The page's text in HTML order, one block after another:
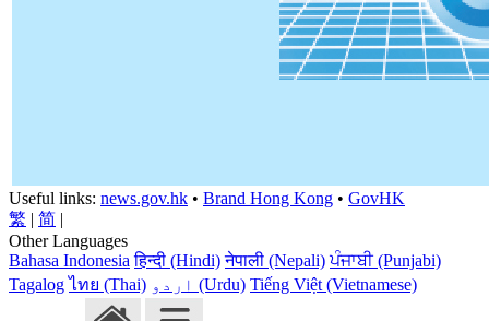
Useful links: news.gov.hk • Brand Hong Kong • GovHK
繁 | 简 |
Other Languages
Bahasa Indonesia हिन्दी (Hindi) नेपाली (Nepali) ਪੰਜਾਬੀ (Punjabi)
Tagalog ไทย (Thai) اردو (Urdu) Tiếng Việt (Vietnamese)